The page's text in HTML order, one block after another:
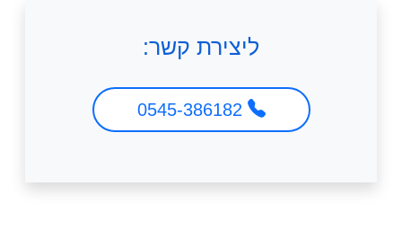
ליצירת קשר: